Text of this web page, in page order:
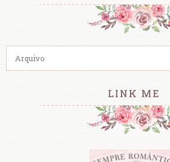
LINK ME